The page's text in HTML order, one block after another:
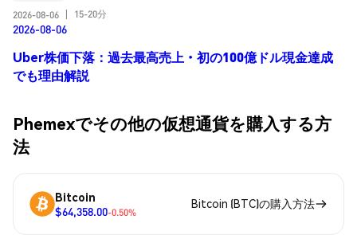
2026-08-06
15-20分
2026-08-06
Uber株価下落：過去最高売上・初の100億ドル現金達成
でも理由解説
Phemexでその他の仮想通貨を購入する方
法
Bitcoin
$64,358.00-0.50%
Bitcoin (BTC)の購入方法